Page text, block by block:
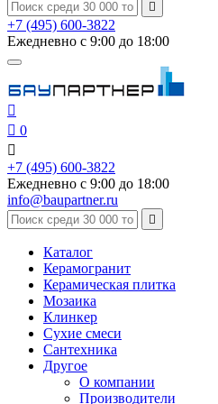

+7 (495) 600-3822
Ежедневно с 9:00 до 18:00

 0

+7 (495) 600-3822
Ежедневно с 9:00 до 18:00
info@baupartner.ru

Каталог
Керамогранит
Керамическая плитка
Мозаика
Клинкер
Сухие смеси
Сантехника
Другое
О компании
Производители